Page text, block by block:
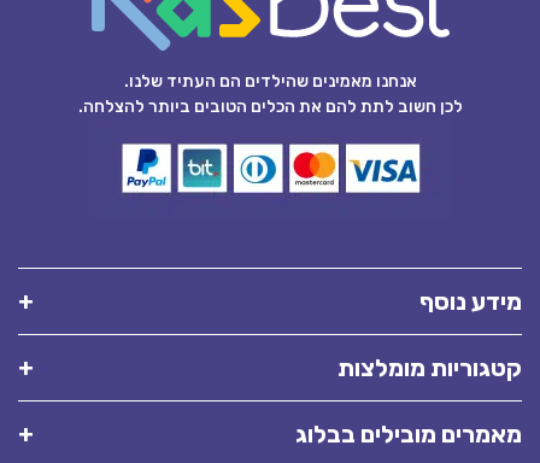
אנחנו מאמינים שהילדים הם העתיד שלנו.
לכן חשוב לתת להם את הכלים הטובים ביותר להצלחה.
מידע נוסף
קטגוריות מומלצות
מאמרים מובילים בבלוג